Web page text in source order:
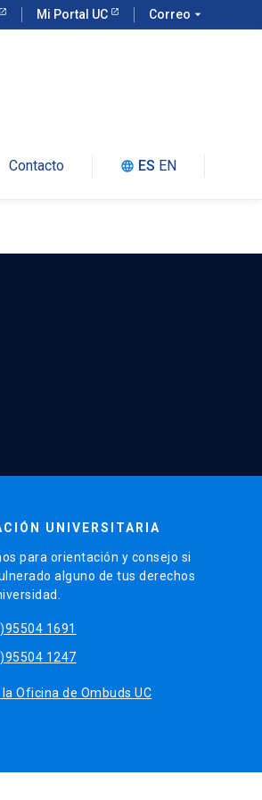
Mi Portal UC Correo arrow_drop_down
Contacto language ES EN
UNIVERSITARIA
para orientación y consejo si
alguno de tus derechos
1691
1247
la Oficina de Ombuds UC